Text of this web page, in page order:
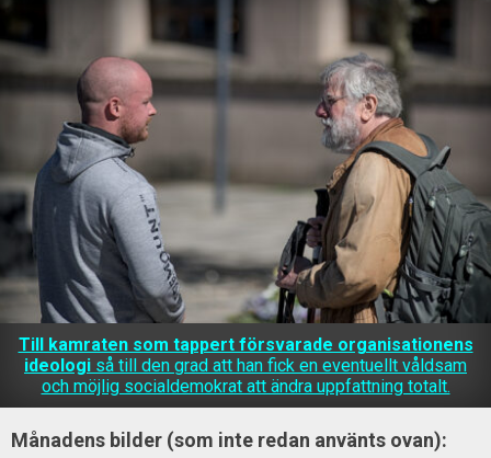
Till kamraten som tappert försvarade organisationens
ideologi så till den grad att han fick en eventuellt våldsam
och möjlig socialdemokrat att ändra uppfattning totalt.
Månadens bilder (som inte redan använts ovan):